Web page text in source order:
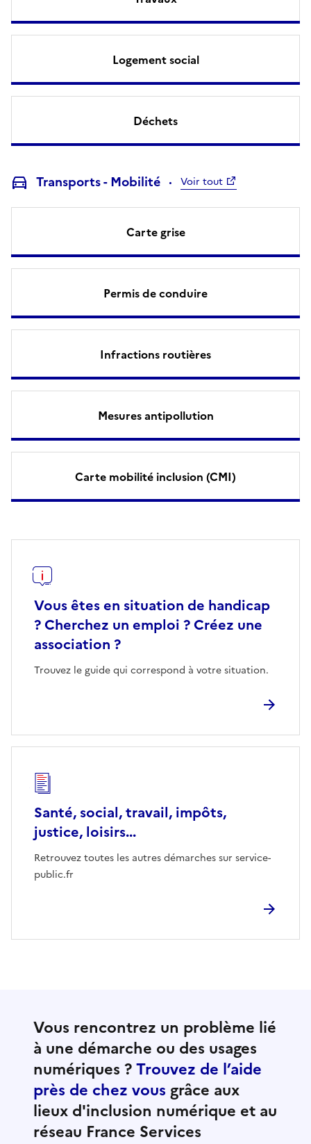
Logement social
Déchets
Transports - Mobilité Voir tout
Carte grise
Permis de conduire
Infractions routières
Mesures antipollution
Carte mobilité inclusion (CMI)
Vous êtes en situation de handicap
? Cherchez un emploi ? Créez une
association ?
Trouvez le guide qui correspond à votre situation.
Santé, social, travail, impôts,
justice, loisirs...
Retrouvez toutes les autres démarches sur service-
public.fr
Vous rencontrez un problème lié
à une démarche ou des usages
numériques ?Trouvez de l’aide
près de chez vous grâce aux
lieux d'inclusion numérique et au
réseau France Services